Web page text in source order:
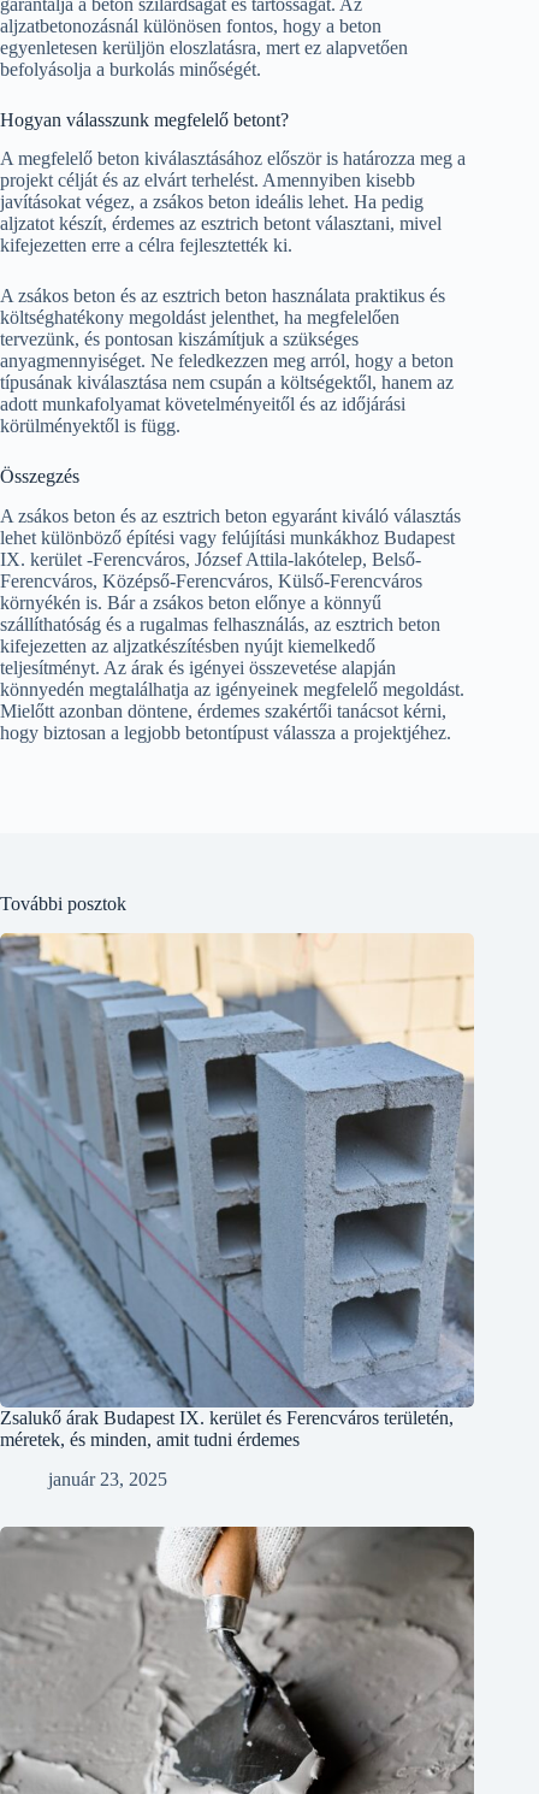
aljzatbetonozásnál különösen fontos, hogy a beton
egyenletesen kerüljön eloszlatásra, mert ez alapvetően
befolyásolja a burkolás minőségét.
Hogyan válasszunk megfelelő betont?
A megfelelő beton kiválasztásához először is határozza meg a
projekt célját és az elvárt terhelést. Amennyiben kisebb
javításokat végez, a zsákos beton ideális lehet. Ha pedig
aljzatot készít, érdemes az esztrich betont választani, mivel
kifejezetten erre a célra fejlesztették ki.
A zsákos beton és az esztrich beton használata praktikus és
költséghatékony megoldást jelenthet, ha megfelelően
tervezünk, és pontosan kiszámítjuk a szükséges
anyagmennyiséget. Ne feledkezzen meg arról, hogy a beton
típusának kiválasztása nem csupán a költségektől, hanem az
adott munkafolyamat követelményeitől és az időjárási
körülményektől is függ.
Összegzés
A zsákos beton és az esztrich beton egyaránt kiváló választás
lehet különböző építési vagy felújítási munkákhoz Budapest
IX. kerület -Ferencváros, József Attila-lakótelep, Belső-
Ferencváros, Középső-Ferencváros, Külső-Ferencváros
környékén is. Bár a zsákos beton előnye a könnyű
szállíthatóság és a rugalmas felhasználás, az esztrich beton
kifejezetten az aljzatkészítésben nyújt kiemelkedő
teljesítményt. Az árak és igényei összevetése alapján
könnyedén megtalálhatja az igényeinek megfelelő megoldást.
Mielőtt azonban döntene, érdemes szakértői tanácsot kérni,
hogy biztosan a legjobb betontípust válassza a projektjéhez.
További posztok
Zsalukő árak Budapest IX. kerület és Ferencváros területén,
méretek, és minden, amit tudni érdemes
január 23, 2025